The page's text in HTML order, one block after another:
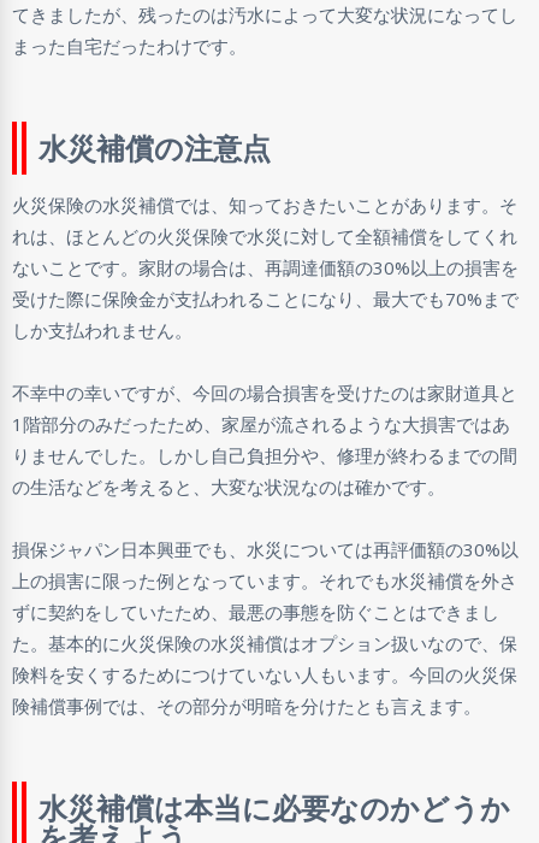
てきましたが、残ったのは汚水によって大変な状況になってし
まった自宅だったわけです。
水災補償の注意点
火災保険の水災補償では、知っておきたいことがあります。そ
れは、ほとんどの火災保険で水災に対して全額補償をしてくれ
ないことです。家財の場合は、再調達価額の30%以上の損害を
受けた際に保険金が支払われることになり、最大でも70%まで
しか支払われません。
不幸中の幸いですが、今回の場合損害を受けたのは家財道具と
1階部分のみだったため、家屋が流されるような大損害ではあ
りませんでした。しかし自己負担分や、修理が終わるまでの間
の生活などを考えると、大変な状況なのは確かです。
損保ジャパン日本興亜でも、水災については再評価額の30%以
上の損害に限った例となっています。それでも水災補償を外さ
ずに契約をしていたため、最悪の事態を防ぐことはできまし
た。基本的に火災保険の水災補償はオプション扱いなので、保
険料を安くするためにつけていない人もいます。今回の火災保
険補償事例では、その部分が明暗を分けたとも言えます。
水災補償は本当に必要なのかどうか